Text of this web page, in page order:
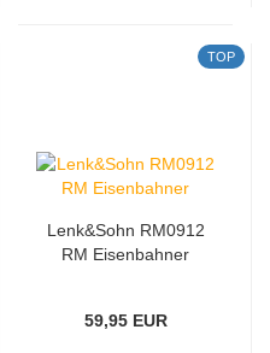
TOP
Lenk&Sohn RM0912
RM Eisenbahner
59,95 EUR